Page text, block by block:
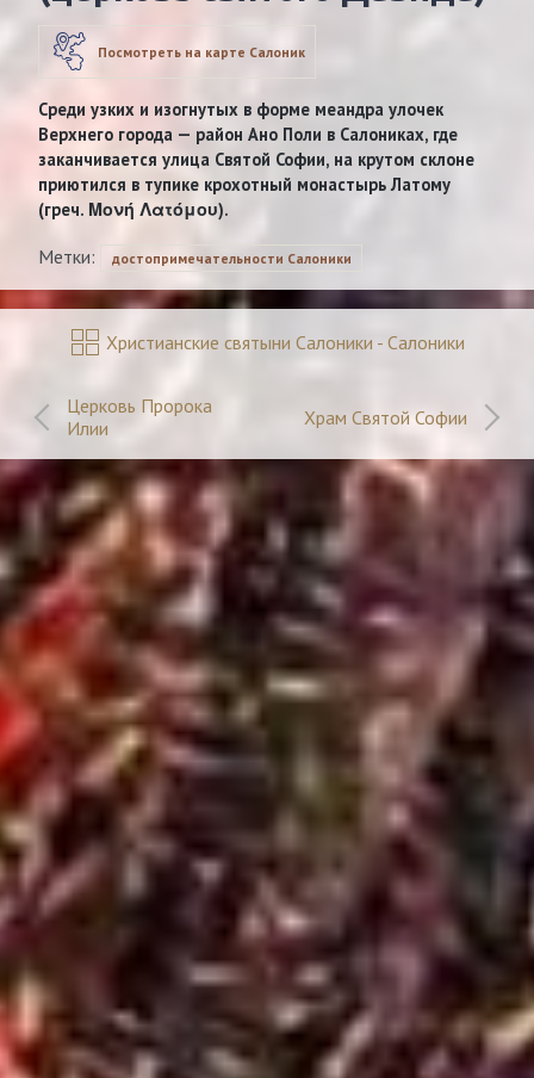
Посмотреть на карте Салоник
Среди узких и изогнутых в форме меандра улочек
Верхнего города — район Ано Поли в Салониках, где
заканчивается улица Святой Софии, на крутом склоне
приютился в тупике крохотный монастырь Латому
(греч. Μονή Λατόμου).
Метки: достопримечательности Салоники
Церковь Пророка
Илии
Христианские святыни Салоники - Салоники
Храм Святой Софии